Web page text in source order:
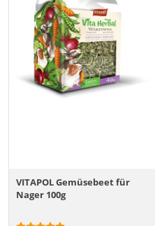
VITAPOL Gemüsebeet für
Nager 100g